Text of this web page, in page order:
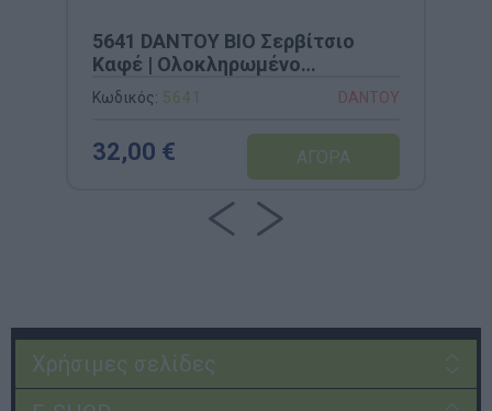
5641 DANTOY BIO Σερβίτσιο
Καφέ | Ολοκληρωμένο
Οικολογικό Σετ 17 Τεμαχίων
από Βιώσιμο Bio-Plastic
Κωδικός: 5641 DANTOY
32,00 €
Χρήσιμες σελίδες